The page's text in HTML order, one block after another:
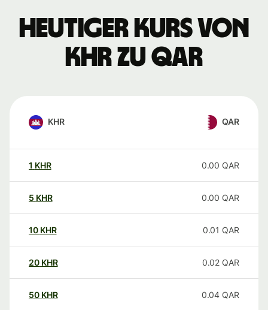
Heutiger Kurs von
KHR zu QAR
KHR QAR
1 KHR 0.00 QAR
5 KHR 0.00 QAR
10 KHR 0.01 QAR
20 KHR 0.02 QAR
50 KHR 0.04 QAR